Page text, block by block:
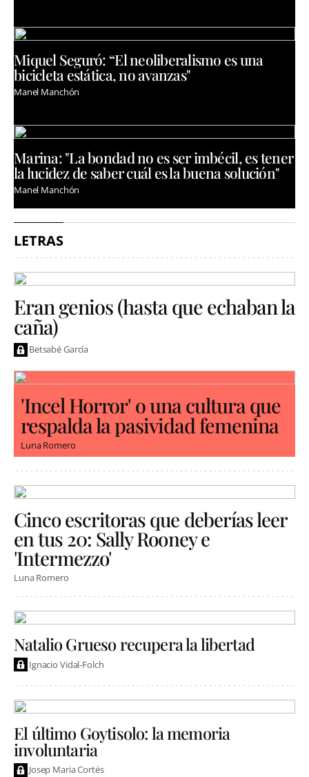
Miquel Seguró: “El neoliberalismo es una
bicicleta estática, no avanzas"
Manel Manchón
Marina: "La bondad no es ser imbécil, es tener
la lucidez de saber cuál es la buena solución"
Manel Manchón
LETRAS
Eran genios (hasta que echaban la
caña)
Betsabé García
'Incel Horror' o una cultura que
respalda la pasividad femenina
Luna Romero
Cinco escritoras que deberías leer
en tus 20: Sally Rooney e
'Intermezzo'
Luna Romero
Natalio Grueso recupera la libertad
Ignacio Vidal-Folch
El último Goytisolo: la memoria
involuntaria
Josep Maria Cortés